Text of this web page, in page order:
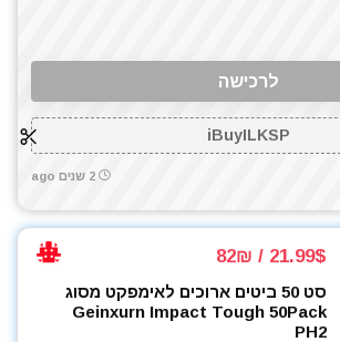
לרכישה
iBuyILKSP
2 שנים ago
21.99$ / 82₪
סט 50 ביטים ארוכים לאימפקט מסוג
Geinxurn Impact Tough 50Pack
PH2